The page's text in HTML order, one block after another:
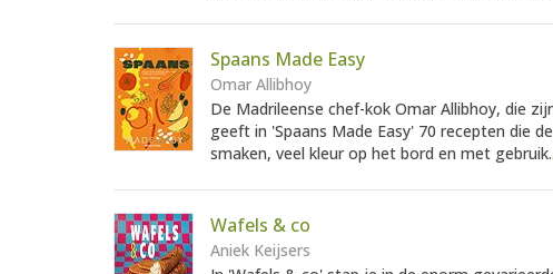
Spaans Made Easy
Omar Allibhoy
De Madrileense chef-kok Omar Allibhoy, die
geeft in 'Spaans Made Easy' 70 recepten die
smaken, veel kleur op het bord en met
Wafels & co
Aniek Keijsers